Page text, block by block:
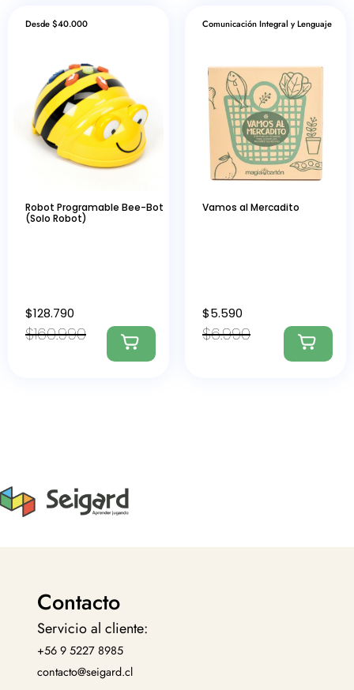
Desde $40.000
Robot Programable Bee-Bot
(Solo Robot)
$160.990
$128.790
Comunicación Integral y Lenguaje
Vamos al Mercadito
$6.990
$5.590
Contacto
Servicio al cliente:
+56 9 5227 8985
contacto@seigard.cl